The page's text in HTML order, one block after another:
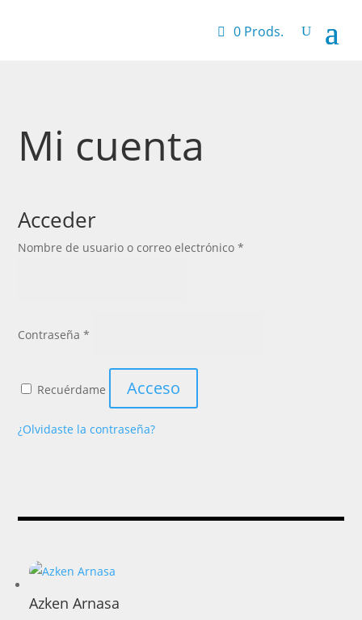
0 Prods.
Mi cuenta
Acceder
Nombre de usuario o correo electrónico*
Contraseña*
Recuérdame Acceso
¿Olvidaste la contraseña?
Azken Arnasa